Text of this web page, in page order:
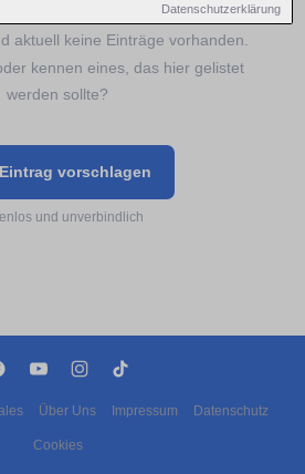
Datenschutzerklärung
aktuell keine Einträge vorhanden.
kennen eines, das hier gelistet
werden sollte?
Eintrag vorschlagen
und unverbindlich
Über Uns Impressum Datenschutz
Cookies